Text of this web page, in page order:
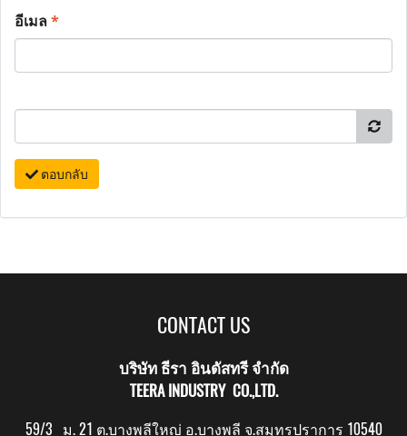
อีเมล*
ตอบกลับ
CONTACT US
บริษัท ธีรา อินดัสทรี จำกัด
TEERA INDUSTRY CO.,LTD.
59/3 ม. 21 ต.บางพลีใหญ่ อ.บางพลี จ.สมุทรปราการ 10540